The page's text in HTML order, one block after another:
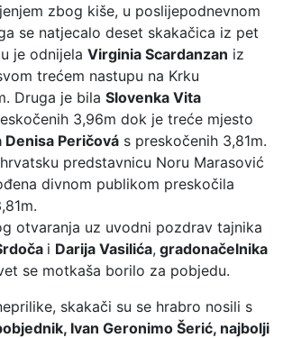
zbog kiše, u poslijepodnevnom
se natjecalo deset skakačica iz pet
je odnijela Virginia Scardanzan iz
trećem nastupu na Krku
Druga je bila Slovenka Vita
3,96m dok je treće mjesto
Denisa Peričová s preskočenih 3,81m.
predstavnicu Noru Marasović
divnom publikom preskočila
otvaranja uz uvodni pozdrav tajnika
i Darija Vasilića, gradonačelnika
se motkaša borilo za pobjedu.
skakači su se hrabro nosili s
Ivan Geronimo Šerić, najbolji